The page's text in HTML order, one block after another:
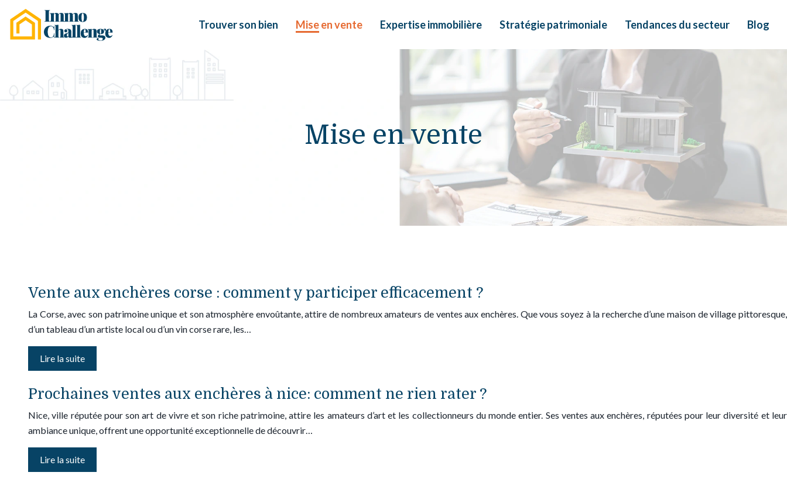
Trouver son bien Mise en vente Expertise immobilière Stratégie patrimoniale Tendances du secteur Blog
Mise en vente
Vente aux enchères corse : comment y participer efficacement ?
La Corse, avec son patrimoine unique et son atmosphère envoûtante, attire de nombreux amateurs de ventes aux enchères. Que vous soyez à la recherche d’une maison de village pittoresque,
d’un tableau d’un artiste local ou d’un vin corse rare, les…
Lire la suite
Prochaines ventes aux enchères à nice: comment ne rien rater ?
Nice, ville réputée pour son art de vivre et son riche patrimoine, attire les amateurs d’art et les collectionneurs du monde entier. Ses ventes aux enchères, réputées pour leur diversité et leur
ambiance unique, offrent une opportunité exceptionnelle de découvrir…
Lire la suite